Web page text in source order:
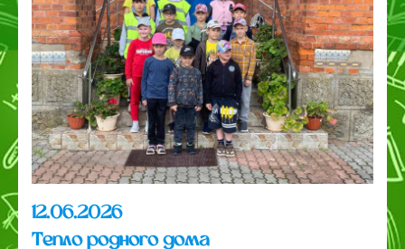
12.06.2026
Тепло родного дома